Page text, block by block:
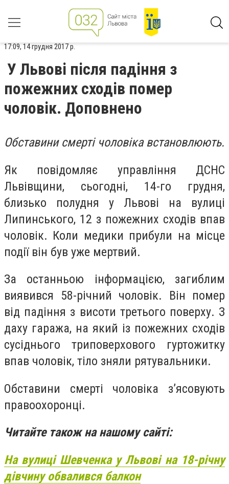
17:09, 14 грудня 2017 р.
У Львові після падіння з
пожежних сходів помер
чоловік. Доповнено
Обставини смерті чоловіка встановлюють.
Як повідомляє управління ДСНС
Львівщини, сьогодні, 14-го грудня,
близько полудня у Львові на вулиці
Липинського, 12 з пожежних сходів впав
чоловік. Коли медики прибули на місце
події він був уже мертвий.
За останньою інформацією, загиблим
виявився 58-річний чоловік. Він помер
від падіння з висоти третього поверху. З
даху гаража, на який із пожежних сходів
сусіднього триповерхового гуртожитку
впав чоловік, тіло зняли рятувальники.
Обставини смерті чоловіка з’ясовують
правоохоронці.
Читайте також на нашому сайті:
На вулиці Шевченка у Львові на 18-річну
дівчину обвалився балкон